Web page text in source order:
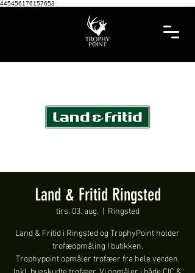
445456176157653
Land & Fritid Ringsted
tirs. 03. aug. Ringsted
Land & Fritid i Ringsted og TrophyPoint holder
trofæopmåling I butikken.
Trophypoint opmåler trofæer fra hele verden.